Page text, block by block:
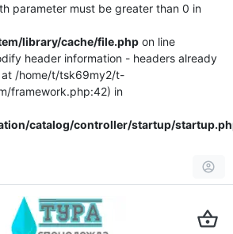
parameter must be greater than 0 in
library/cache/file.php on line
header information - headers already
/home/t/tsk69my2/t-
framework.php:42) in
catalog/controller/startup/